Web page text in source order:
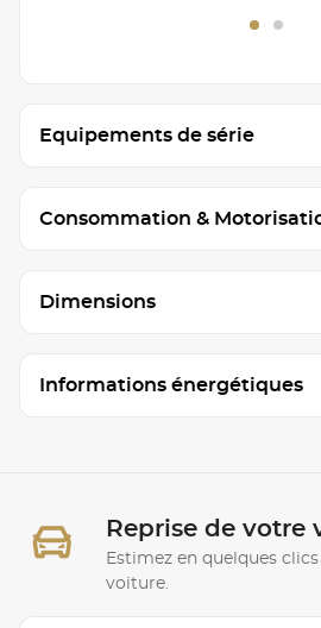
Equipements de série
Consommation &
Dimensions
Informations énergétiques
Reprise de votre
Estimez en quelques
voiture.